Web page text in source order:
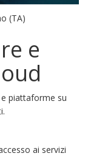
(TA)
e
piattaforme su
ai servizi